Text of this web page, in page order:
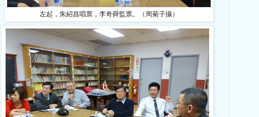
左起，朱紹昌唱票，李奇舜監票。（ 周菊子攝）